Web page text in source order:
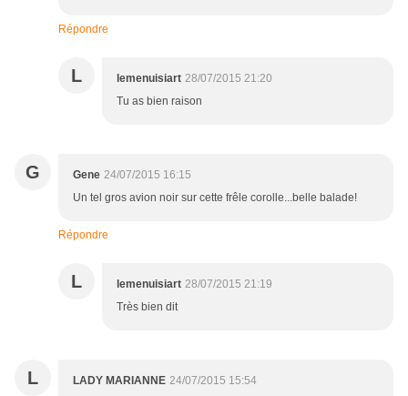
Répondre
L lemenuisiart 28/07/2015 21:20
Tu as bien raison
G Gene 24/07/2015 16:15
Un tel gros avion noir sur cette frêle corolle...belle balade!
Répondre
L lemenuisiart 28/07/2015 21:19
Très bien dit
L LADY MARIANNE 24/07/2015 15:54